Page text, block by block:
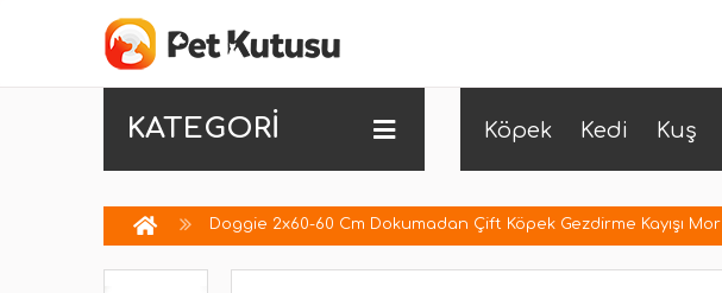
KATEGORİ Köpek Kedi Kuş
Doggie 2x60-60 Cm Dokumadan Çift Köpek Gezdirme Kayışı Mor